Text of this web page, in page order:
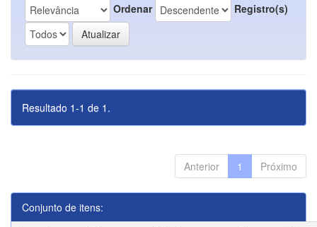
Ordenar
Registro(s)
Resultado 1-1 de 1.
Anterior 1 Próximo
Conjunto de itens: